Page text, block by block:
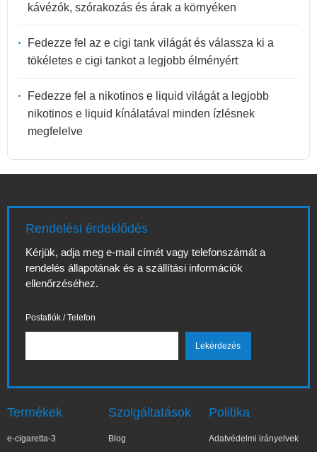
kávézók, szórakozás és árak a környéken
Fedezze fel az e cigi tank világát és válassza ki a
tökéletes e cigi tankot a legjobb élményért
Fedezze fel a nikotinos e liquid világát a legjobb
nikotinos e liquid kínálatával minden ízlésnek
megfelelve
Rendelési érdeklődés
Kérjük, adja meg e-mail címét vagy telefonszámát a
rendelés állapotának és a szállítási információk
ellenőrzéséhez.
Postafiók / Telefon
Termékek
e-cigaretta-3
Szolgáltatások
Blog
Politika
Adatvédelmi irányelvek